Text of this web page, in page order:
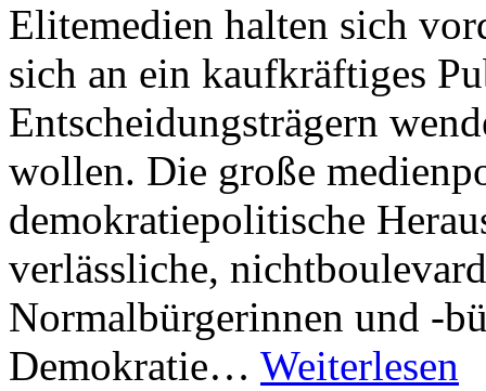
Elitemedien halten sich
sich an ein kaufkräftiges
Entscheidungsträgern
wollen. Die große
demokratiepolitische
verlässliche,
Normalbürgerinnen und -
Demokratie… Weiterlesen